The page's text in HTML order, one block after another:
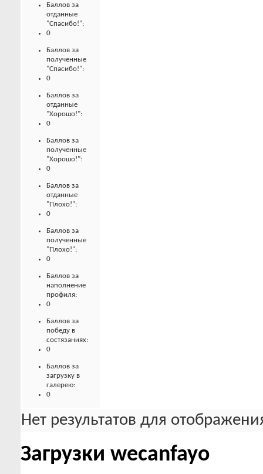
Баллов за
отданные
"Спасибо!":
0
Баллов за
полученные
"Спасибо!":
0
Баллов за
отданные
"Хорошо!":
0
Баллов за
полученные
"Хорошо!":
0
Баллов за
отданные
"Плохо!":
0
Баллов за
полученные
"Плохо!":
0
Баллов за
наполнение
профиля:
0
Баллов за
победу в
состязаниях:
0
Баллов за
загрузку в
галерею:
0
Нет результатов для
Загрузки wecanfayo